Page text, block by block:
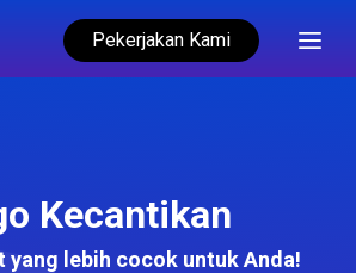
Pekerjakan Kami
Kecantikan
yang lebih cocok untuk Anda!